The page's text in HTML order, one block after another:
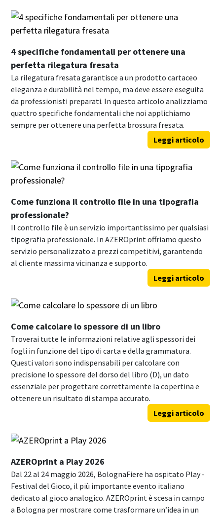
4 specifiche fondamentali per ottenere una
perfetta rilegatura fresata
La rilegatura fresata garantisce a un prodotto cartaceo
eleganza e durabilità nel tempo, ma deve essere eseguita
da professionisti preparati. In questo articolo analizziamo
quattro specifiche fondamentali che noi applichiamo
sempre per ottenere una perfetta brossura fresata.
Leggi articolo
Come funziona il controllo file in una tipografia
professionale?
Il controllo file è un servizio importantissimo per qualsiasi
tipografia professionale. In AZEROprint offriamo questo
servizio personalizzato a prezzi competitivi, garantendo
al cliente massima vicinanza e supporto.
Leggi articolo
Come calcolare lo spessore di un libro
Troverai tutte le informazioni relative agli spessori dei
fogli in funzione del tipo di carta e della grammatura.
Questi valori sono indispensabili per calcolare con
precisione lo spessore del dorso del libro (D), un dato
essenziale per progettare correttamente la copertina e
ottenere un risultato di stampa accurato.
Leggi articolo
AZEROprint a Play 2026
Dal 22 al 24 maggio 2026, BolognaFiere ha ospitato Play -
Festival del Gioco, il più importante evento italiano
dedicato al gioco analogico. AZEROprint è scesa in campo
a Bologna per mostrare come trasformare un’idea in un